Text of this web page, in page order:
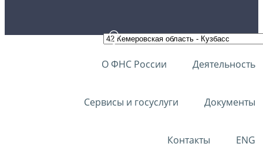
О ФНС России Деятельность
Сервисы и госуслуги Документы
Контакты ENG